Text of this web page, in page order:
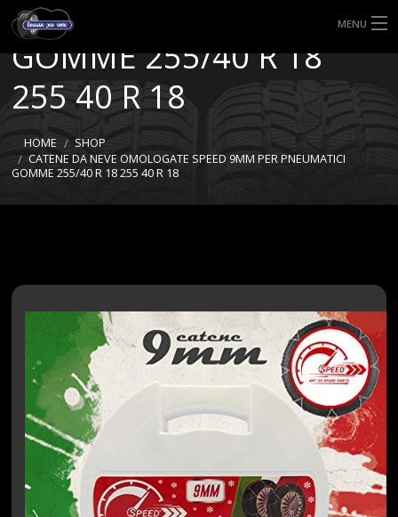
MENU
HOME
TIPI DI GOMME
MISURE GOMME
9MM PER PNEUMATICI
GOMME 255/40 R 18
255 40 R 18
HOME
SHOP
CATENE DA NEVE OMOLOGATE SPEED 9MM PER PNEUMATICI
GOMME 255/40 R 18 255 40 R 18